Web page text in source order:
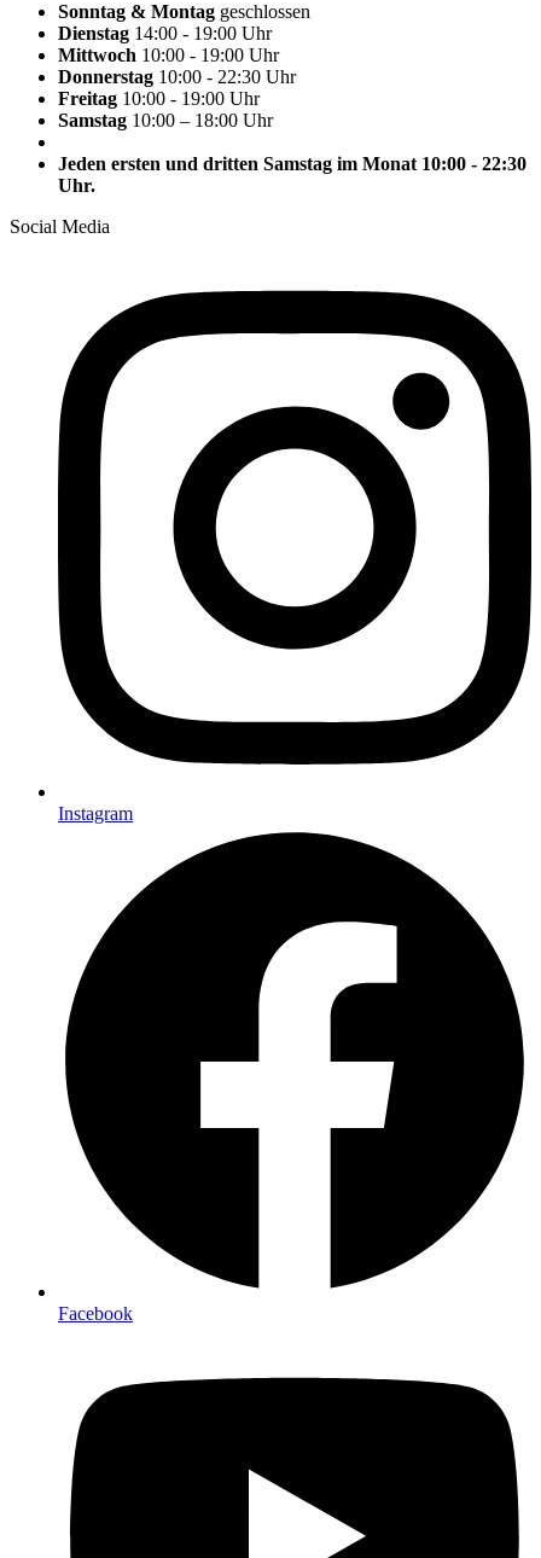
Sonntag & Montag geschlossen
Dienstag 14:00 - 19:00 Uhr
Mittwoch 10:00 - 19:00 Uhr
Donnerstag 10:00 - 22:30 Uhr
Freitag 10:00 - 19:00 Uhr
Samstag 10:00 – 18:00 Uhr
Jeden ersten und dritten Samstag im Monat 10:00 - 22:30
Uhr.
Social Media
Instagram
Facebook